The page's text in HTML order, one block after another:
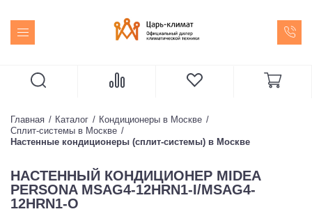
Главная Каталог
Кондиционеры в Москве
Сплит-системы в Москве
Настенные кондиционеры (сплит-системы) в Москве
НАСТЕННЫЙ КОНДИЦИОНЕР MIDEA
PERSONA MSAG4-12HRN1-I/MSAG4-
12HRN1-O